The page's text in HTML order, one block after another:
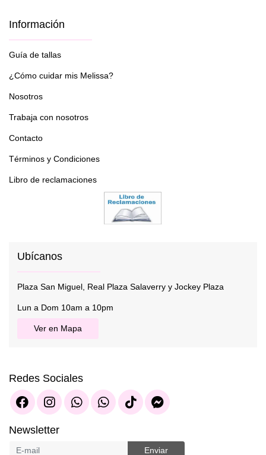
Información
Guía de tallas
¿Cómo cuidar mis Melissa?
Nosotros
Trabaja con nosotros
Contacto
Términos y Condiciones
Libro de reclamaciones
Ubícanos
Plaza San Miguel, Real Plaza Salaverry y Jockey Plaza
Lun a Dom 10am a 10pm
Ver en Mapa
Redes Sociales
Newsletter
Enviar